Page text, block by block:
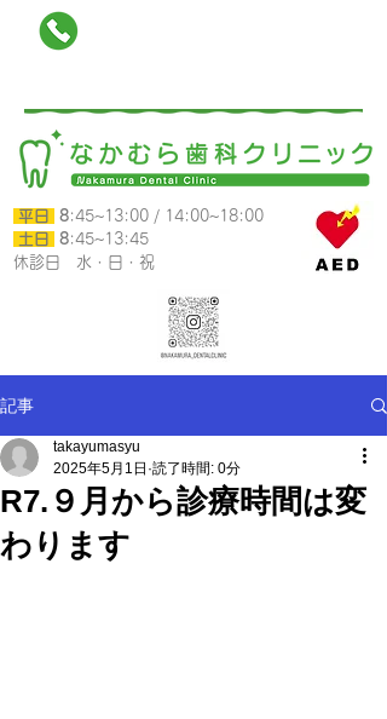
平日 8:45~13:00 / 14:00~18:00
​ 土日
8:45~13:45
​休診日 水・日・祝
記事
R7.９月から診療時間は変
わります
takayumasyu
2025年5月1日 読了時間: 0分